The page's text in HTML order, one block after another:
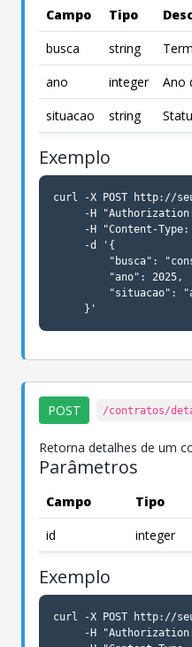
Campo Tipo
busca
string
ano
integer
Ano
situacao
string
Exemplo
curl -X POST http://
-H
-H "Content-
     -d '{
"busca":
         "ano": 2025,
"situacao":
     }'
POST /contratos/
Retorna detalhes de um
Parâmetros
Campo Tipo
id
integer
Exemplo
curl -X POST http://
-H